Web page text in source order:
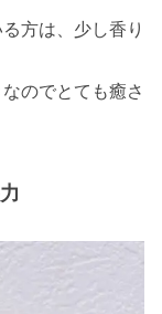
方は、少し香り
のでとても癒さ